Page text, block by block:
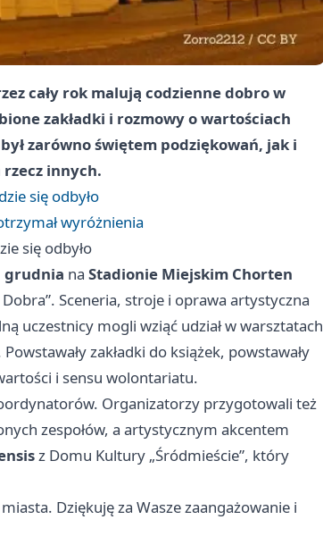
cały rok malują codzienne dobro w
zakładki i rozmowy o wartościach
zarówno świętem podziękowań, jak i
rzecz innych.
się odbyło
wyróżnienia
się odbyło
grudnia na Stadionie Miejskim Chorten
Sceneria, stroje i oprawa artystyczna
uczestnicy mogli wziąć udział w warsztatach
zakładki do książek, powstawały
i sensu wolontariatu.
Organizatorzy przygotowali też
zespołów, a artystycznym akcentem
z Domu Kultury „Śródmieście”, który
Dziękuję za Wasze zaangażowanie i